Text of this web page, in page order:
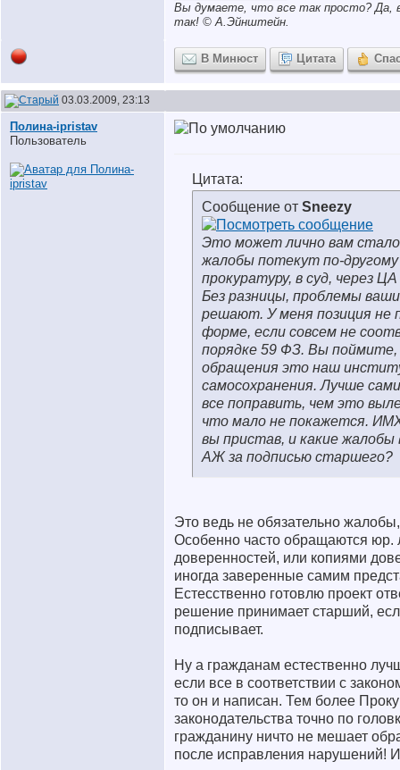
Вы думаете, что все так просто? Да,
так! © A.Эйнштейн.
В Минюст Цитата
03.03.2009, 23:13
Полина-ipristav
Пользователь
Цитата:
Сообщение от Sneezy
Это может лично вам
жалобы потекут по-другому
прокуратуру, в суд, через
Без разницы, проблемы
решают. У меня позиция не
форме, если совсем не
порядке 59 ФЗ. Вы поймите,
обращения это наш
самосохранения. Лучше
все поправить, чем это
что мало не покажется.
вы пристав, и какие
АЖ за подписью старшего?
Это ведь не обязательно
Особенно часто обращаются юр.
доверенностей, или копиями
иногда заверенные самим
Естесственно готовлю проект
решение принимает старший,
подписывает.
Ну а гражданам естественно
если все в соответствии с
то он и написан. Тем более
законодательства точно по
гражданину ничто не мешает
после исправления нарушений!